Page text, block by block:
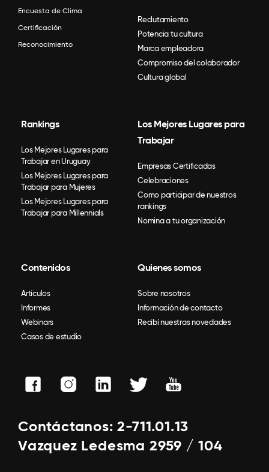
Encuesta de Clima
Certificación
Reconocimiento
Reclutamiento
Potencia tu cultura
Marca empleadora
Compromiso del colaborador
Cultura global
Rankings
Los Mejores Lugares para
Trabajar en Uruguay
Los Mejores Lugares para
Trabajar para Mujeres
Los Mejores Lugares para
Trabajar para Millennials
Los Mejores Lugares para
Trabajar
Empresas Certificadas
Celebraciones
Como participar de nuestros
rankings
Nomina a tu organización
Contenidos
Artículos
Informes
Webinars
Casos de estudio
Quienes somos
Sobre nosotros
Información de contacto
Recibí nuestras novedades
Contáctanos: 2-711.01.13
Vazquez Ledesma 2959 / 104